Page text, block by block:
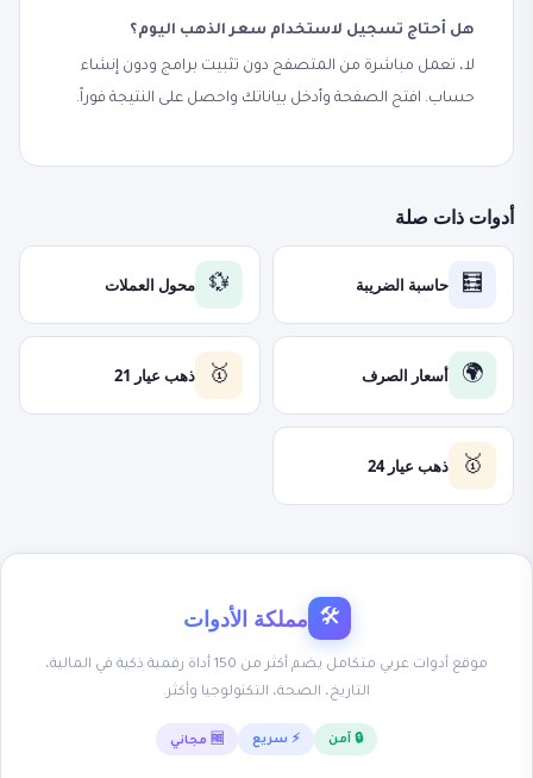
هل أحتاج تسجيل لاستخدام سعر الذهب اليوم؟
لا، تعمل مباشرة من المتصفح دون تثبيت برامج ودون إنشاء
حساب. افتح الصفحة وأدخل بياناتك واحصل على النتيجة فوراً.
أدوات ذات صلة
🧮 حاسبة الضريبة 💱 محول العملات
🌍 أسعار الصرف 🥇 ذهب عيار 21
🥇 ذهب عيار 24
🛠 مملكة الأدوات
موقع أدوات عربي متكامل يضم أكثر من 150 أداة رقمية ذكية في المالية،
التاريخ، الصحة، التكنولوجيا وأكثر.
🔒 آمن ⚡ سريع 🆓 مجاني